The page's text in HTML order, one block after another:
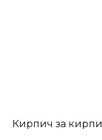
Кирпич за